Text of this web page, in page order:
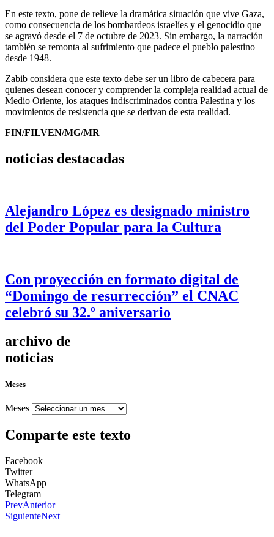
En este texto, pone de relieve la dramática situación que vive Gaza,
como consecuencia de los bombardeos israelíes y el genocidio que
se agravó desde el 7 de octubre de 2023. Sin embargo, la narración
también se remonta al sufrimiento que padece el pueblo palestino
desde 1948.
Zabib considera que este texto debe ser un libro de cabecera para
quienes desean conocer y comprender la compleja realidad actual de
Medio Oriente, los ataques indiscriminados contra Palestina y los
movimientos de resistencia que se derivan de esta realidad.
FIN/FILVEN/MG/MR
noticias destacadas
Alejandro López es designado ministro
del Poder Popular para la Cultura
Con proyección en formato digital de
“Domingo de resurrección” el CNAC
celebró su 32.º aniversario
archivo de
noticias
Meses
Meses
Comparte este texto
Facebook
Twitter
WhatsApp
Telegram
PrevAnterior
SiguienteNext